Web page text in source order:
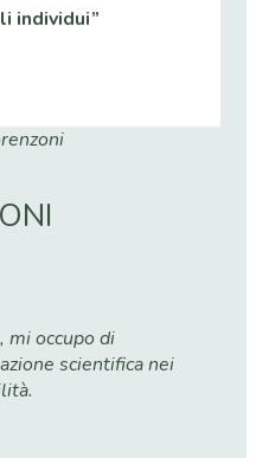
individui”
occupo di
scientifica nei